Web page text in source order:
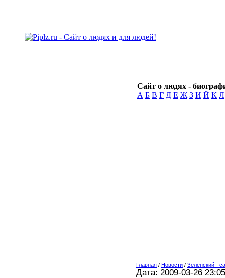
Сайт о людях -
А Б В Г Д Е Ж З И Й К Л
Главная / Новости / Зеленский -
Дата: 2009-03-26 23:05